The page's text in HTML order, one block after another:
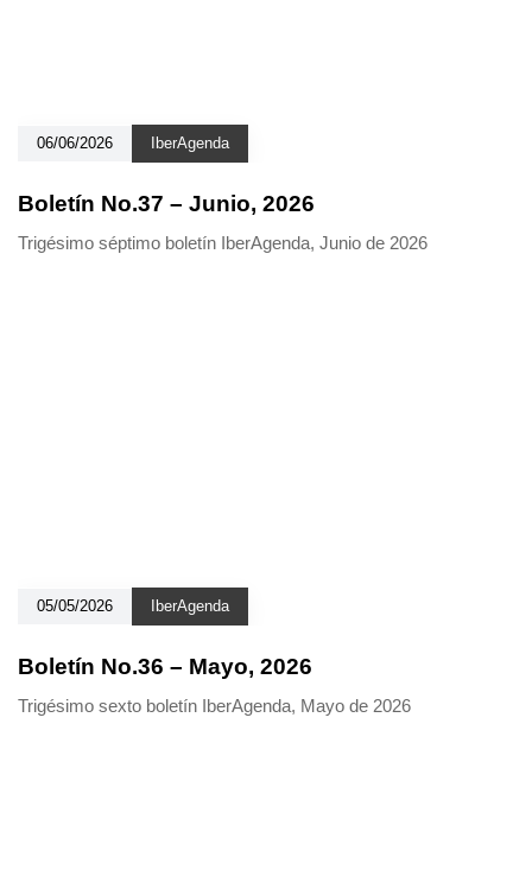
06/06/2026 IberAgenda
Boletín No.37 – Junio, 2026
Trigésimo séptimo boletín IberAgenda, Junio de 2026
05/05/2026 IberAgenda
Boletín No.36 – Mayo, 2026
Trigésimo sexto boletín IberAgenda, Mayo de 2026